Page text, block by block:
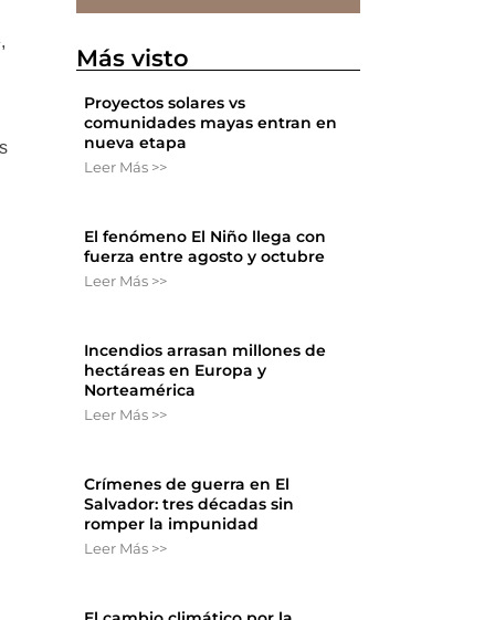
Más visto
Proyectos solares vs
comunidades mayas entran en
nueva etapa
Leer Más >>
El fenómeno El Niño llega con
fuerza entre agosto y octubre
Leer Más >>
Incendios arrasan millones de
hectáreas en Europa y
Norteamérica
Leer Más >>
Crímenes de guerra en El
Salvador: tres décadas sin
romper la impunidad
Leer Más >>